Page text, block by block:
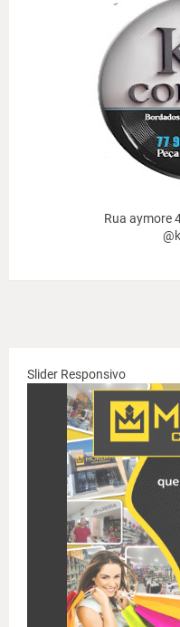
Rua aymore
Slider Responsivo